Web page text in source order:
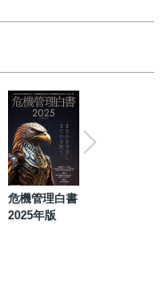
危機管理白書
2025年版